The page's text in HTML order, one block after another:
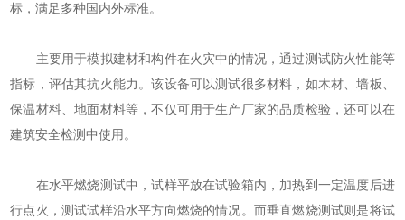
标，满足多种国内外标准。
主要用于模拟建材和构件在火灾中的情况，通过测试防火性能等
指标，评估其抗火能力。该设备可以测试很多材料，如木材、墙板、
保温材料、地面材料等，不仅可用于生产厂家的品质检验，还可以在
建筑安全检测中使用。
在水平燃烧测试中，试样平放在试验箱内，加热到一定温度后进
行点火，测试试样沿水平方向燃烧的情况。而垂直燃烧测试则是将试